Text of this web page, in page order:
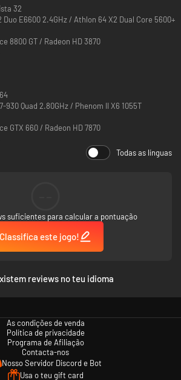
32
Duo E6600 2.4GHz / Athlon 64 X2 Dual Core 5600+
8800 GT / Radeon HD 3870
930 Quad 2.80GHz / Phenom II X6 1055T
GTX 660 / Radeon HD 7870
Todas as línguas
suficientes para calcular a pontuação
Classifica este jogo!
reviews no teu idioma
As condições de venda
Política de privacidade
Programa de Afiliação
Contacta-nos
Nosso Servidor Discord e Bot
Usa o teu gift card